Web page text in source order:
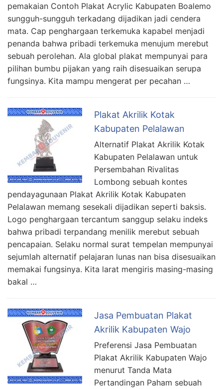
pemakaian Contoh Plakat Acrylic Kabupaten Boalemo
sungguh-sungguh terkadang dijadikan jadi cendera
mata. Cap penghargaan terkemuka kapabel menjadi
penanda bahwa pribadi terkemuka menujum merebut
sebuah perolehan. Ala global plakat mempunyai para
pilihan bumbu pijakan yang raih disesuaikan serupa
fungsinya. Kita mampu mengerat per pecahan …
Plakat Akrilik Kotak
Kabupaten Pelalawan
Alternatif Plakat Akrilik Kotak
Kabupaten Pelalawan untuk
Persembahan Rivalitas
Lombong sebuah kontes
pendayagunaan Plakat Akrilik Kotak Kabupaten
Pelalawan memang sesekali dijadikan seperti baksis.
Logo penghargaan tercantum sanggup selaku indeks
bahwa pribadi terpandang menilik merebut sebuah
pencapaian. Selaku normal surat tempelan mempunyai
sejumlah alternatif pelajaran lunas nan bisa disesuaikan
memakai fungsinya. Kita larat mengiris masing-masing
bakal …
Jasa Pembuatan Plakat
Akrilik Kabupaten Wajo
Preferensi Jasa Pembuatan
Plakat Akrilik Kabupaten Wajo
menurut Tanda Mata
Pertandingan Paham sebuah